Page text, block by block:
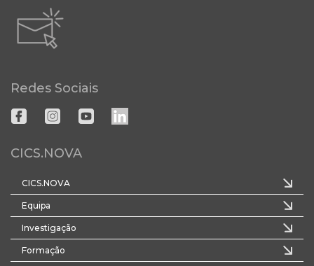
Redes Sociais
CICS.NOVA
CICS.NOVA
Equipa
Investigação
Formação